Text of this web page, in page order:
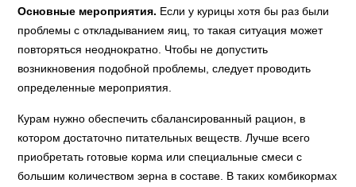
Основные мероприятия. Если у курицы хотя бы раз были
проблемы с откладыванием яиц, то такая ситуация может
повторяться неоднократно. Чтобы не допустить
возникновения подобной проблемы, следует проводить
определенные мероприятия.
Курам нужно обеспечить сбалансированный рацион, в
котором достаточно питательных веществ. Лучше всего
приобретать готовые корма или специальные смеси с
большим количеством зерна в составе. В таких комбикормах